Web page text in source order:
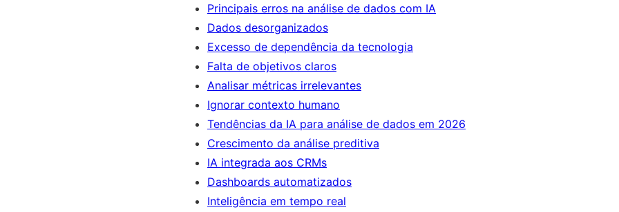
Principais erros na análise de dados com IA
Dados desorganizados
Excesso de dependência da tecnologia
Falta de objetivos claros
Analisar métricas irrelevantes
Ignorar contexto humano
Tendências da IA para análise de dados em 2026
Crescimento da análise preditiva
IA integrada aos CRMs
Dashboards automatizados
Inteligência em tempo real